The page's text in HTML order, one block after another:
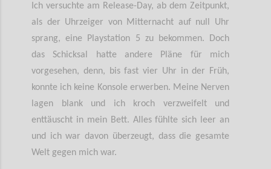
Ich versuchte am Release-Day, ab dem Zeitpunkt,
als der Uhrzeiger von Mitternacht auf null Uhr
sprang, eine Playstation 5 zu bekommen. Doch
das Schicksal hatte andere Pläne für mich
vorgesehen, denn, bis fast vier Uhr in der Früh,
konnte ich keine Konsole erwerben. Meine Nerven
lagen blank und ich kroch verzweifelt und
enttäuscht in mein Bett. Alles fühlte sich leer an
und ich war davon überzeugt, dass die gesamte
Welt gegen mich war.